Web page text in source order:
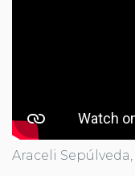
Araceli